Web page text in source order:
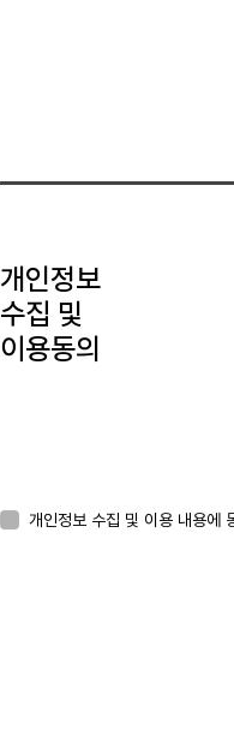
개인정보
수집 및
이용동의
개인정보 수집 및 이용 내용에